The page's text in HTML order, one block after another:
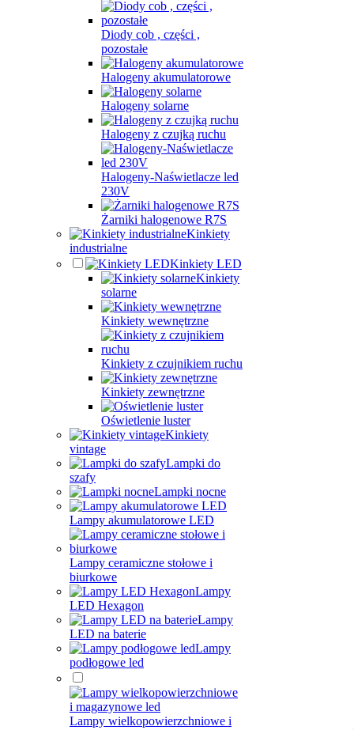
Diody cob , części ,
pozostałe
Halogeny akumulatorowe
Halogeny solarne
Halogeny z czujką ruchu
Halogeny-Naświetlacze led
230V
Żarniki halogenowe R7S
Kinkiety
industrialne
Kinkiety LED
Kinkiety
solarne
Kinkiety wewnętrzne
Kinkiety z czujnikiem ruchu
Kinkiety zewnętrzne
Oświetlenie luster
Kinkiety
vintage
Lampki do
szafy
Lampki nocne
Lampy akumulatorowe LED
Lampy ceramiczne stołowe i
biurkowe
Lampy
LED Hexagon
Lampy
LED na baterie
Lampy
podłogowe led
Lampy wielkopowierzchniowe i